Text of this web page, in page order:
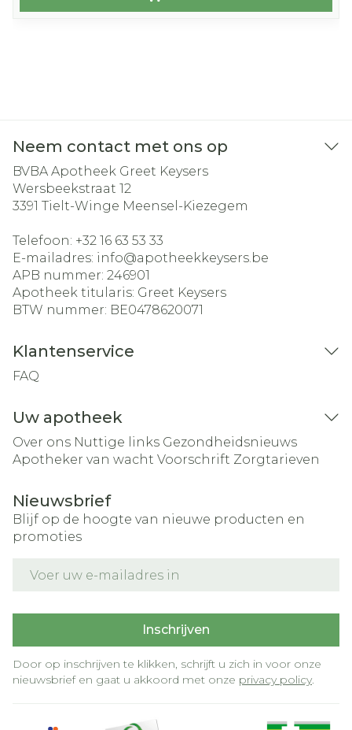
Neem contact met ons op
BVBA Apotheek Greet Keysers
Wersbeekstraat 12
3391 Tielt-Winge Meensel-Kiezegem
Telefoon: +32 16 63 53 33
E-mailadres: info@apotheekkeysers.be
APB nummer: 246901
Apotheek titularis: Greet Keysers
BTW nummer: BE0478620071
Klantenservice
FAQ
Uw apotheek
Over ons Nuttige links Gezondheidsnieuws
Apotheker van wacht Voorschrift Zorgtarieven
Nieuwsbrief
Blijf op de hoogte van nieuwe producten en
promoties
Inschrijven
Door op inschrijven te klikken, schrijft u zich in voor onze
nieuwsbrief en gaat u akkoord met onze privacy policy.